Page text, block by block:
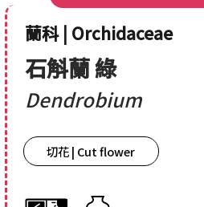
蘭科 | Orchidaceae
石斛蘭 綠
Dendrobium
切花 | Cut flower